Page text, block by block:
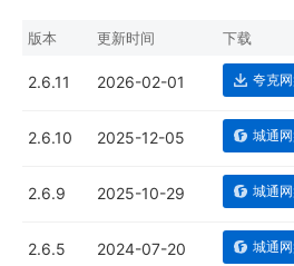
版本 更新时间 下载
2.6.11 2026-02-01 夸克
2.6.10 2025-12-05 城通
2.6.9 2025-10-29 城通
2.6.5 2024-07-20 城通